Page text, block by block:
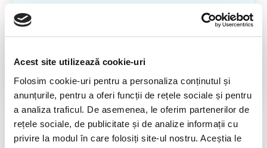
Acest site utilizează cookie-uri
Folosim cookie-uri pentru a personaliza conținutul și
anunțurile, pentru a oferi funcții de rețele sociale și pentru
a analiza traficul. De asemenea, le oferim partenerilor de
rețele sociale, de publicitate și de analize informații cu
privire la modul în care folosiți site-ul nostru. Aceștia le
in 14 zile si banii inapoi
GARANTIE PRODUSE
pentru toate produsele
RECENZII CLIENTI